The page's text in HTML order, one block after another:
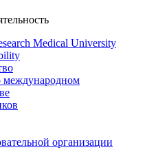
Medical University
международном
организации